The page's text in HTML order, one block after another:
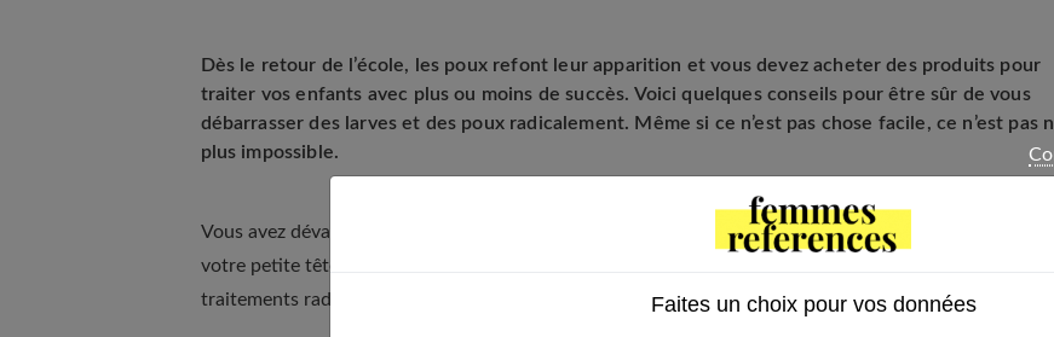
Dès le retour de l’école, les poux refont leur apparition et vous devez acheter des produits pour
traiter vos enfants avec plus ou moins de succès. Voici quelques conseils pour être sûr de vous
débarrasser des larves et des poux radicalement. Même si ce n’est pas chose facile, ce n’est pas
plus impossible.
Vous avez dévalisé la pharmacie et ces petites bêtes sont toujours bien présentes dans la chevelure de
votre petite tête blonde : pas de panique ! Vous allez en venir à bout grâce à quelques astuces et à des
traitements radicaux.
Faites un choix pour vos données